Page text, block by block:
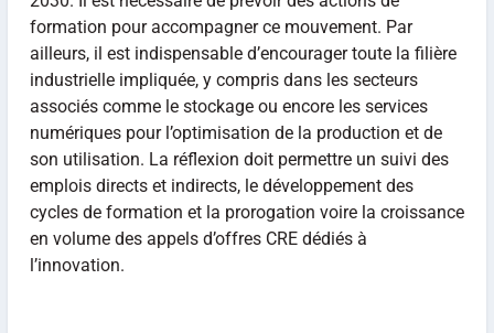
formation pour accompagner ce mouvement. Par
ailleurs, il est indispensable d’encourager toute la filière
industrielle impliquée, y compris dans les secteurs
associés comme le stockage ou encore les services
numériques pour l’optimisation de la production et de
son utilisation. La réflexion doit permettre un suivi des
emplois directs et indirects, le développement des
cycles de formation et la prorogation voire la croissance
en volume des appels d’offres CRE dédiés à
l’innovation.